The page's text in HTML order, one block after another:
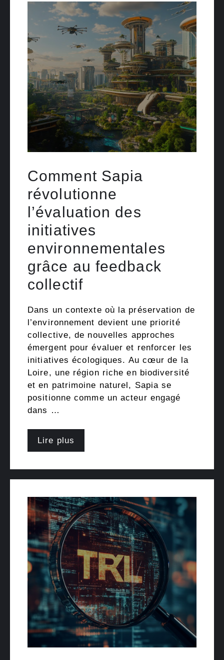
Comment Sapia
révolutionne
l’évaluation des
initiatives
environnementales
grâce au feedback
collectif
Dans un contexte où la préservation de
l’environnement devient une priorité
collective, de nouvelles approches
émergent pour évaluer et renforcer les
initiatives écologiques. Au cœur de la
Loire, une région riche en biodiversité
et en patrimoine naturel, Sapia se
positionne comme un acteur engagé
dans …
Lire plus